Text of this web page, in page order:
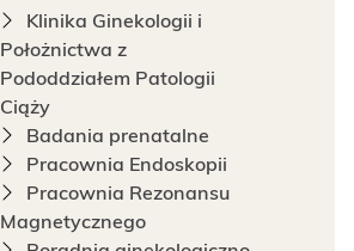
Klinika Ginekologii i
Położnictwa z
Pododdziałem Patologii
Ciąży
Badania prenatalne
Pracownia Endoskopii
Pracownia Rezonansu
Magnetycznego